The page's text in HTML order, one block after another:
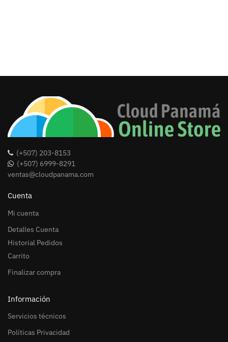
(+507) 203-8153
(+507) 6999-8291
ventas@cloudpanama.com
Cuenta
Mi cuenta
Detalles Cuenta
Historial Pedidos
Carrito
Finalizar compra
Información
Servicios técnicos
Políticas Privacidad